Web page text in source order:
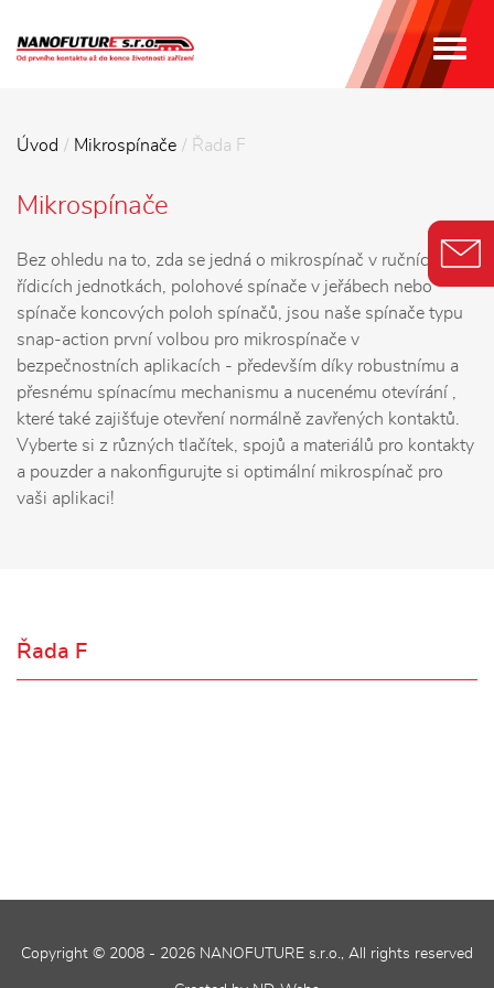
Úvod Mikrospínače Řada F
Mikrospínače
Bez ohledu na to, zda se jedná o mikrospínač v ručních
řídicích jednotkách, polohové spínače v jeřábech nebo
spínače koncových poloh spínačů, jsou naše spínače typu
snap-action první volbou pro mikrospínače v
bezpečnostních aplikacích - především díky robustnímu a
přesnému spínacímu mechanismu a nucenému otevírání ,
které také zajišťuje otevření normálně zavřených kontaktů.
Vyberte si z různých tlačítek, spojů a materiálů pro kontakty
a pouzder a nakonfigurujte si optimální mikrospínač pro
vaši aplikaci!
Řada F
Copyright © 2008 - 2026 NANOFUTURE s.r.o., All rights reserved